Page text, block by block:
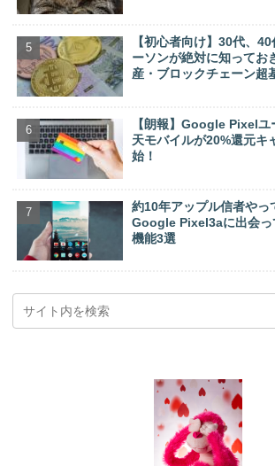
【初心者向け】30代、
ーソンが絶対に知ってお
産・ブロックチェーン超
【朗報】Google Pixelユ
天モバイルが20%還元キ
始！
約10年アップル信者やっ
Google Pixel3aに出会っ
機能3選